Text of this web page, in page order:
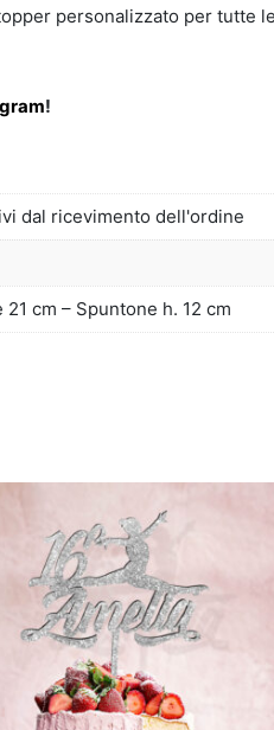
personalizzato per tutte
!
dal ricevimento dell'ordine
21 cm – Spuntone h. 12 cm